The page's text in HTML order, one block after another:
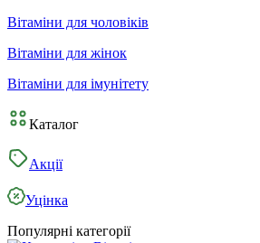
Вітаміни для чоловіків
Вітаміни для жінок
Вітаміни для імунітету
Каталог
Акції
Уцінка
Популярні категорії